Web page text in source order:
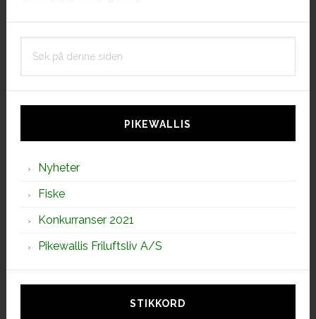
PIKEWALLIS
Nyheter
Fiske
Konkurranser 2021
Pikewallis Friluftsliv A/S
STIKKORD